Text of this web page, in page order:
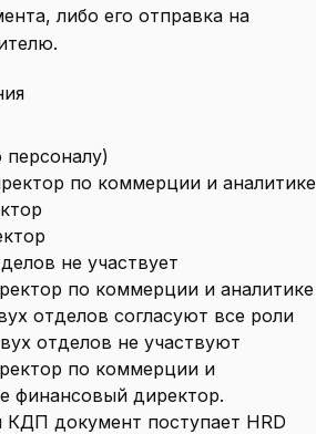
либо его отправка на
персоналу)
по коммерции и аналитике
не участвует
по коммерции и аналитике
отделов согласуют все роли
отделов не участвуют
по коммерции и
финансовый директор.
КДП документ поступает HRD